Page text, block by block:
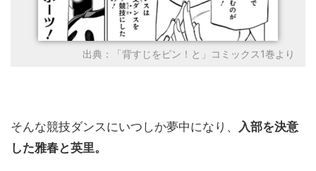
出典：「背すじをピン！と」コミックス1巻より
そんな競技ダンスにいつしか夢中になり、 入部を決意
した雅春と英里。